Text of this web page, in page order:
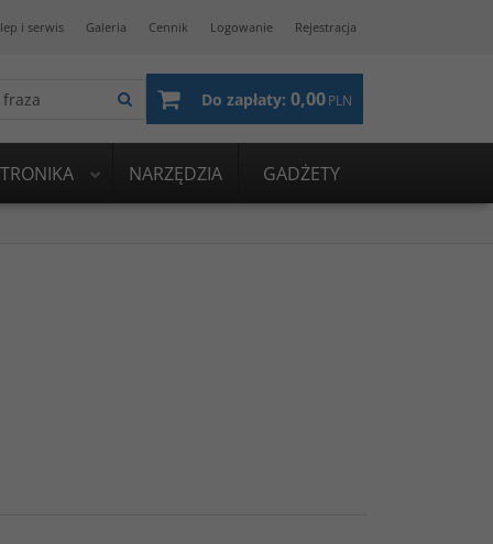
i serwis Galeria Cennik Logowanie Rejestracja
Do zapłaty: 0,00PLN
NARZĘDZIA GADŻETY